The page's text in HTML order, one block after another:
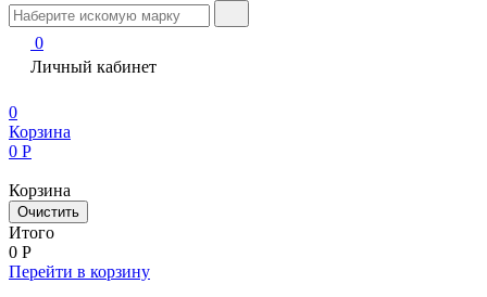
0
Личный кабинет
0
Корзина
0 Р
Корзина
Очистить
Итого
0 Р
Перейти в корзину